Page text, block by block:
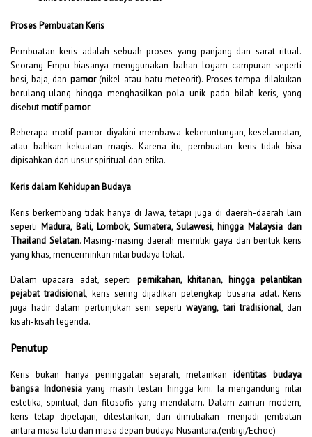
Proses Pembuatan Keris
Pembuatan keris adalah sebuah proses yang panjang dan sarat ritual.
Seorang Empu biasanya menggunakan bahan logam campuran seperti
besi, baja, dan pamor(nikel atau batu meteorit). Proses tempa dilakukan
berulang-ulang hingga menghasilkan pola unik pada bilah keris, yang
disebutmotif pamor.
Beberapa motif pamor diyakini membawa keberuntungan, keselamatan,
atau bahkan kekuatan magis. Karena itu, pembuatan keris tidak bisa
dipisahkan dari unsur spiritual dan etika.
Keris dalam Kehidupan Budaya
Keris berkembang tidak hanya di Jawa, tetapi juga di daerah-daerah lain
seperti Madura, Bali, Lombok, Sumatera, Sulawesi, hingga Malaysia dan
Thailand Selatan. Masing-masing daerah memiliki gaya dan bentuk keris
yang khas, mencerminkan nilai budaya lokal.
Dalam upacara adat, seperti pernikahan, khitanan, hingga pelantikan
pejabat tradisional, keris sering dijadikan pelengkap busana adat. Keris
juga hadir dalam pertunjukan seni sepertiwayang, tari tradisional, dan
kisah-kisah legenda.
Penutup
Keris bukan hanya peninggalan sejarah, melainkanidentitas budaya
bangsa Indonesiayang masih lestari hingga kini. Ia mengandung nilai
estetika, spiritual, dan filosofis yang mendalam. Dalam zaman modern,
keris tetap dipelajari, dilestarikan, dan dimuliakan—menjadi jembatan
antara masa lalu dan masa depan budaya Nusantara.(enbigi/Echoe)